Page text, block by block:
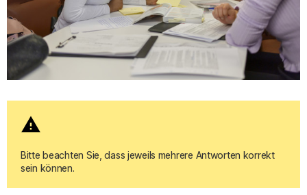
warning
Bitte beachten Sie, dass jeweils mehrere Antworten korrekt
sein können.